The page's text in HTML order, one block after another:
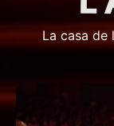
La casa de